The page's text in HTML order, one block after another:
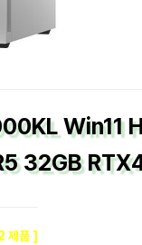
32GB
제품 ]